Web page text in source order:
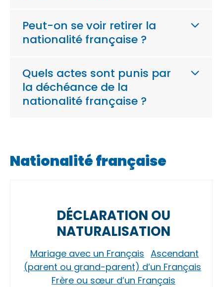
Peut-on se voir retirer la
nationalité française ?
Quels actes sont punis par
la déchéance de la
nationalité française ?
Nationalité française
DÉCLARATION OU
NATURALISATION
Mariage avec un Français Ascendant
(parent ou grand-parent) d’un Français
Frère ou sœur d’un Français